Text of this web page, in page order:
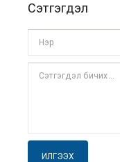
Сэтгэгдэл
ИЛГЭЭХ